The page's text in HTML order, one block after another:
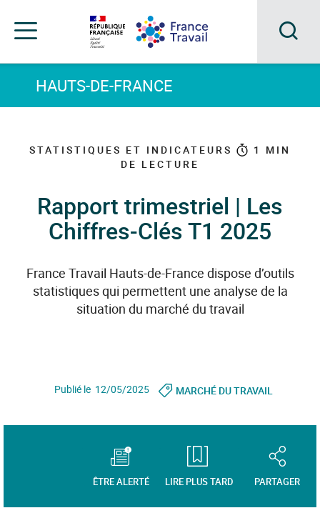
menu
contenu
pied
page
la
Menu
HAUTS-DE-FRANCE
STATISTIQUES ET INDICATEURS 1
MIN
DE LECTURE
Rapport trimestriel | Les
Chiffres-Clés T1 2025
France Travail Hauts-de-France dispose d’outils
statistiques qui permettent une analyse de la
situation du marché du travail
Publié le 12/05/2025 MARCHÉ DU TRAVAIL
ÊTRE ALERTÉ LIRE PLUS TARD PARTAGER